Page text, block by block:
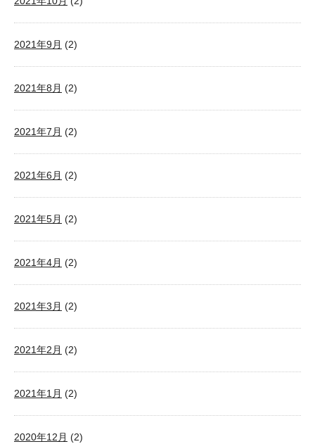
2021年9月 (2)
2021年8月 (2)
2021年7月 (2)
2021年6月 (2)
2021年5月 (2)
2021年4月 (2)
2021年3月 (2)
2021年2月 (2)
2021年1月 (2)
2020年12月 (2)